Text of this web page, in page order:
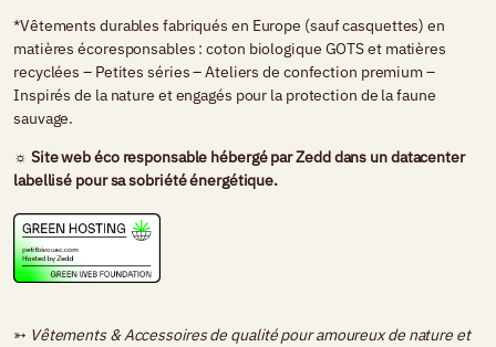
*Vêtements durables fabriqués en Europe (sauf casquettes) en
matières écoresponsables : coton biologique GOTS et matières
recyclées – Petites séries – Ateliers de confection premium –
Inspirés de la nature et engagés pour la protection de la faune
sauvage.
☼ Site web éco responsable hébergé parZedddans un datacenter
labellisé pour sa sobriété énergétique.
➳ Vêtements & Accessoires de qualité pour amoureux de nature et